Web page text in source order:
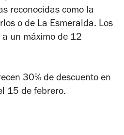
reconocidas como la
o de La Esmeralda. Los
un máximo de 12
30% de descuento en
15 de febrero.